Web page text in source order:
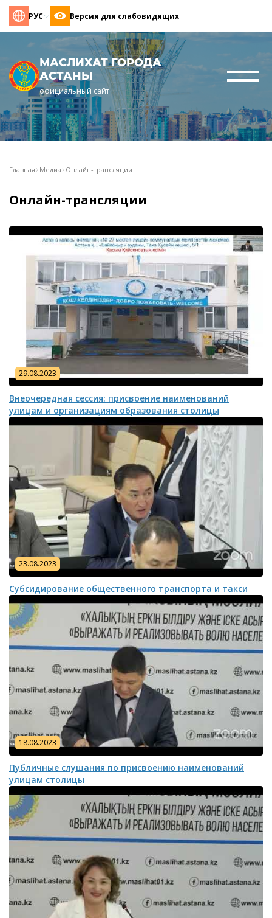
РУС Версия для слабовидящих
МАСЛИХАТ ГОРОДА
АСТАНЫ
официальный сайт
Главная Медиа Онлайн-трансляции
Онлайн-трансляции
29.08.2023
Внеочередная сессия: присвоение наименований
улицам и организациям образования столицы
23.08.2023
Субсидирование общественного транспорта и такси
18.08.2023
Публичные слушания по присвоению наименований
улицам столицы